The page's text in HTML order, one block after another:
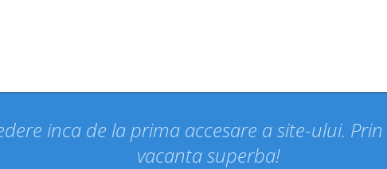
inca de la prima accesare a site-ului.
vacanta superba!